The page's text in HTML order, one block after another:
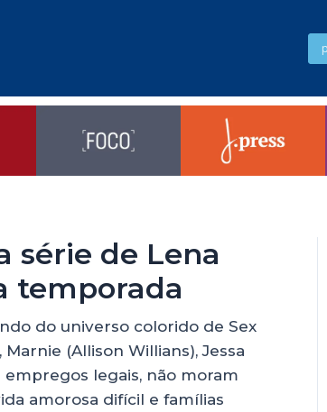
série de Lena
temporada
do universo colorido de Sex
(Allison Willians), Jessa
legais, não moram
amorosa difícil e famílias